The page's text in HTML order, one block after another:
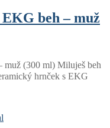
beh – muž
muž (300 ml) Miluješ beh
hrnček s EKG